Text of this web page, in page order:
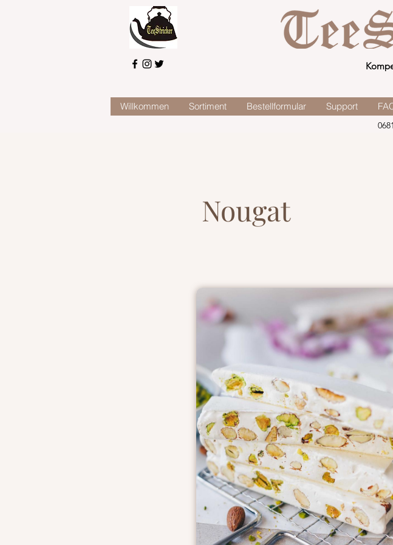
Willkommen Sortiment Bestellformular Support
Nougat